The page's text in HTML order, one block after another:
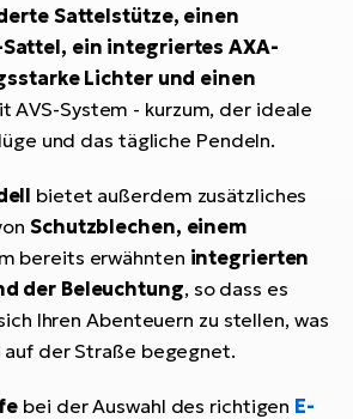
Sattelstütze, einen
Sattel, ein integriertes AXA-
Lichter und einen
AVS-System - kurzum, der ideale
und das tägliche Pendeln.
bietet außerdem zusätzliches
Schutzblechen, einem
bereits erwähnten integrierten
der Beleuchtung, so dass es
Ihren Abenteuern zu stellen, was
auf der Straße begegnet.
bei der Auswahl des richtigen E-